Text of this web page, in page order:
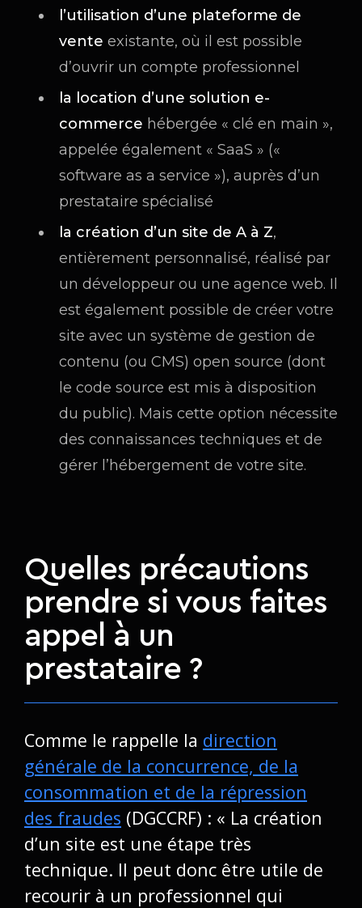
l’utilisation d’une plateforme de
vente existante, où il est possible
d’ouvrir un compte professionnel
la location d’une solution e-
commerce hébergée « clé en main »,
appelée également « SaaS » («
software as a service »), auprès d’un
prestataire spécialisé
la création d’un site de A à Z,
entièrement personnalisé, réalisé par
un développeur ou une agence web. Il
est également possible de créer votre
site avec un système de gestion de
contenu (ou CMS) open source (dont
le code source est mis à disposition
du public). Mais cette option nécessite
des connaissances techniques et de
gérer l’hébergement de votre site.
Quelles précautions
prendre si vous faites
appel à un
prestataire ?
Comme le rappelle la direction
générale de la concurrence, de la
consommation et de la répression
des fraudes (DGCCRF) : « La création
d’un site est une étape très
technique. Il peut donc être utile de
recourir à un professionnel qui